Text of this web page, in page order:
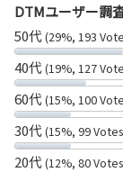
DTMユーザー調
50代(29%, 193
40代(19%, 127
60代(15%, 100
30代(15%, 99
20代(12%, 80